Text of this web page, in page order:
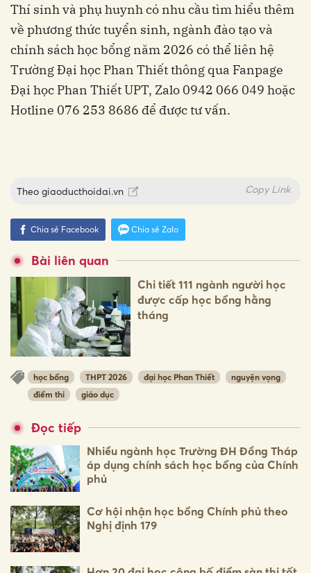
Thí sinh và phụ huynh có nhu cầu tìm hiểu thêm
về phương thức tuyển sinh, ngành đào tạo và
chính sách học bổng năm 2026 có thể liên hệ
Trường Đại học Phan Thiết thông qua Fanpage
Đại học Phan Thiết UPT, Zalo 0942 066 049 hoặc
Hotline 076 253 8686 để được tư vấn.
Theo giaoducthoidai.vn Copy Link
Chia sẻ Facebook Chia sẻ Zalo
Bài liên quan
Chi tiết 111 ngành người học
được cấp học bổng hằng
tháng
học bổng THPT 2026 đại học Phan Thiết
nguyện vọng
điểm thi
giáo dục
Đọc tiếp
Nhiều ngành học Trường ĐH Đồng Tháp
áp dụng chính sách học bổng của Chính
phủ
Cơ hội nhận học bổng Chính phủ theo
Nghị định 179